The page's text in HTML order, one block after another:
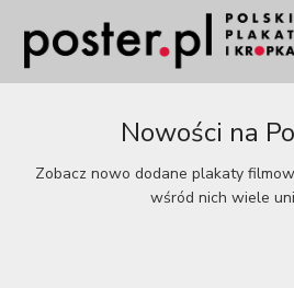
Nowości na
Zobacz nowo dodane plakaty
wśród nich wiele